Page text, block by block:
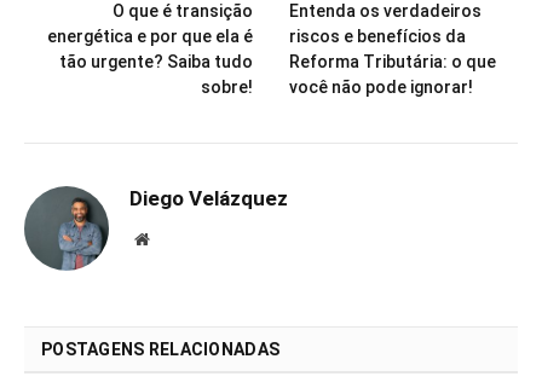
O que é transição
energética e por que ela é
tão urgente? Saiba tudo
sobre!
Entenda os verdadeiros
riscos e benefícios da
Reforma Tributária: o que
você não pode ignorar!
Diego Velázquez
Website
POSTAGENS RELACIONADAS